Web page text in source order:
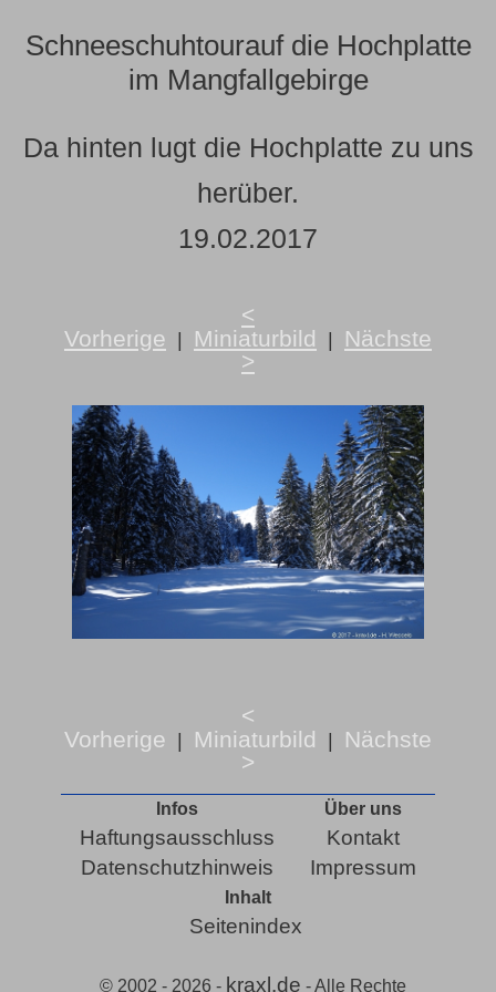
Schneeschuhtourauf die Hochplatte
im Mangfallgebirge
Da hinten lugt die Hochplatte zu uns
herüber.
19.02.2017
<
Vorherige
Miniaturbild
Nächste
>
<
Vorherige | Miniaturbild | Nächste
>
Infos
Haftungsausschluss
Datenschutzhinweis
Über uns
Kontakt
Impressum
Inhalt
Seitenindex
© 2002 - 2026 - kraxl.de - Alle Rechte